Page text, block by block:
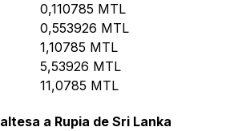
0,110785 MTL
0,553926 MTL
1,10785 MTL
5,53926 MTL
11,0785 MTL
a Rupia de Sri Lanka